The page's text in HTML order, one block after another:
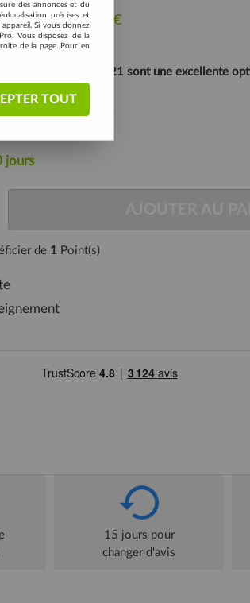
au lieu de27,95 €
Silento HS421 sont une excellente
à vélo.
jours
de 1 Point(s)
15 jours pour
changer d'avis
des annonces et du
précises et
Si vous donnez
Vous disposez de la
de la page. Pour en
TOUT